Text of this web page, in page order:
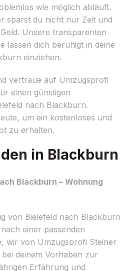
wie möglich abläuft.
sparst du nicht nur Zeit und
Unsere transparenten
lassen dich beruhigt in deine
einziehen.
vertraue auf Umzugsprofi
einen günstigen
nach Blackburn.
um ein kostenloses und
zu erhalten.
in Blackburn
Blackburn – Wohnung
von Bielefeld nach Blackburn
einer passenden
wir von Umzugsprofi Steiner
deinem Vorhaben zur
Erfahrung und